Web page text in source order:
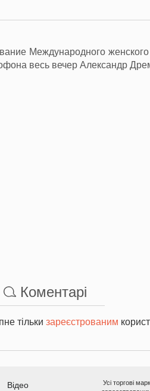
Международного
весь вечер Александр
Коментарі
тільки зареєстрованим
Відео
Усі торгові